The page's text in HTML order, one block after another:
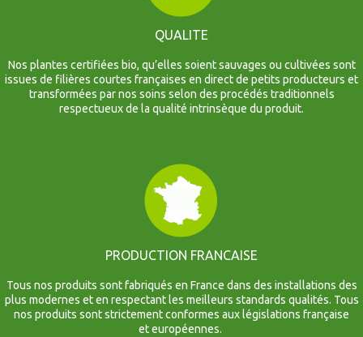
QUALITE
Nos plantes certifiées bio, qu’elles soient sauvages ou cultivées sont
issues de filières courtes françaises en direct de petits producteurs et
transformées par nos soins selon des procédés traditionnels
respectueux de la qualité intrinsèque du produit.
PRODUCTION FRANCAISE
Tous nos produits sont fabriqués en France dans des installations des
plus modernes et en respectant les meilleurs standards qualités. Tous
nos produits sont strictement conformes aux législations française
et européennes.